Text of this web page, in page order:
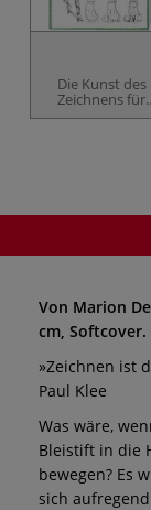
Die Kunst des
Zeichnens für
Kinder
Von Marion
cm, Softcover.
»Zeichnen ist
Paul Klee
Was wäre,
Bleistift in die
bewegen? Es
sich